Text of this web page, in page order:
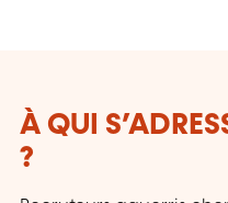
Management de la
À QUI
?